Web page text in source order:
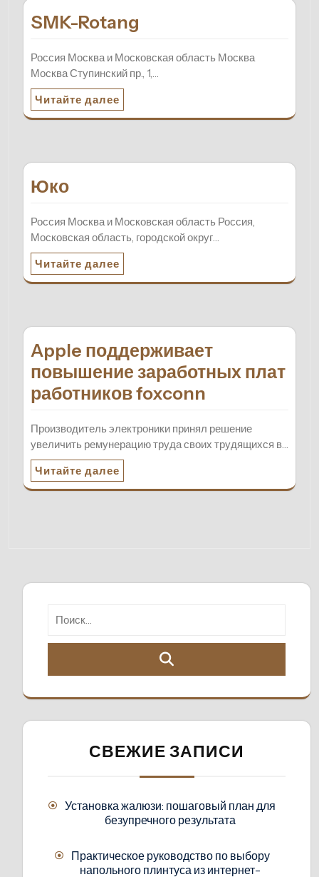
SMK-Rotang
Россия Москва и Московская область Москва
Москва Ступинский пр., 1,…
Читайте далее
Юко
Россия Москва и Московская область Россия,
Московская область, городской округ…
Читайте далее
Apple поддерживает
повышение заработных плат
работников foxconn
Производитель электроники принял решение
увеличить ремунерацию труда своих трудящихся в…
Читайте далее
СВЕЖИЕ ЗАПИСИ
Установка жалюзи: пошаговый план для
безупречного результата
Практическое руководство по выбору
напольного плинтуса из интернет-